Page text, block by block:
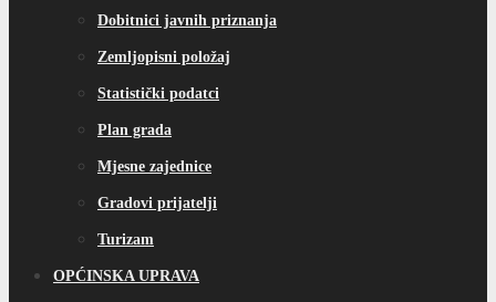
Dobitnici javnih priznanja
Zemljopisni položaj
Statistički podatci
Plan grada
Mjesne zajednice
Gradovi prijatelji
Turizam
OPĆINSKA UPRAVA